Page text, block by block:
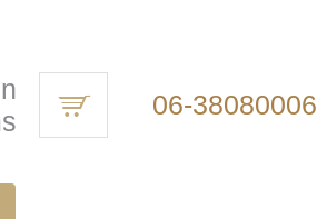
06-38080006